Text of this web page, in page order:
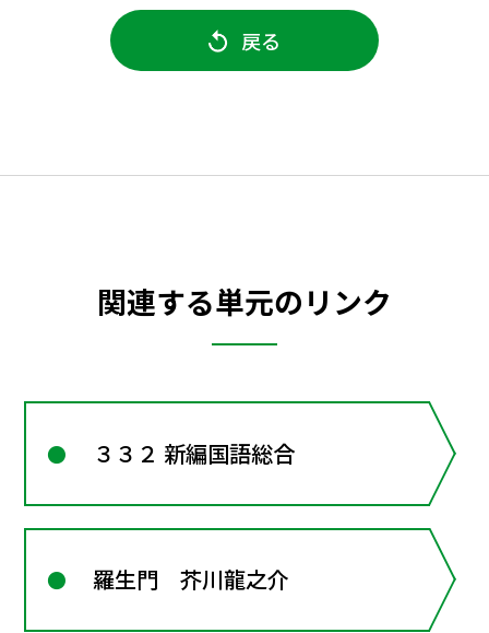
戻る
関連する単元のリンク
３３２ 新編国語総合
羅生門 芥川龍之介